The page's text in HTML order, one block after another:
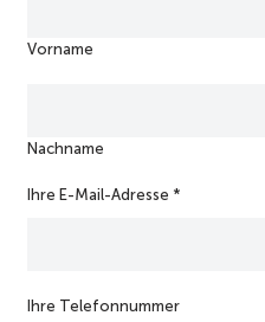
Vorname
Nachname
e
u
sIhre E-Mail-Adresse *
Ihre Telefonnummer